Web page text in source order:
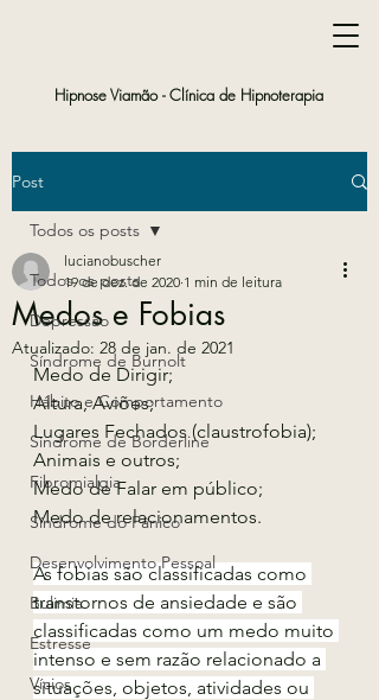
Hipnose Viamão -Clínica de Hipnoterapia
Post
Todos os posts
Depressão
Síndrome de Burnolt
Hábito e Comportamento
Síndrome de Borderline
Fibromialgia
Síndrome do Pânico
Desenvolvimento Pessoal
Bulimia
Estresse
Vícios
Todos os posts
Medos e Fobias
lucianobuscher
19 de dez. de 2020 1 min de leitura
Atualizado: 28 de jan. de 2021
Medo de Dirigir;
Altura, Aviões;
Lugares Fechados (claustrofobia);
Animais e outros;
Medo de Falar em público;
Medo de relacionamentos.
As fobias são classificadas como
transtornos de ansiedade e são
classificadas como um medo muito
intenso e sem razão relacionado a
situações, objetos, atividades ou